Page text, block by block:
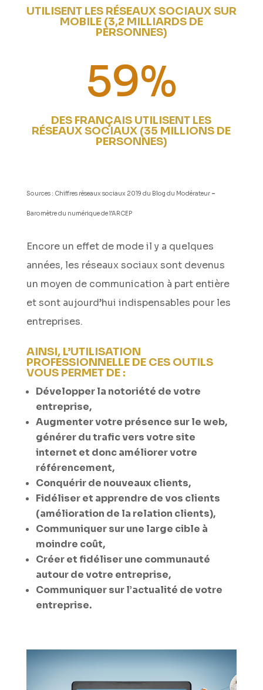
UTILISENT LES RÉSEAUX SOCIAUX SUR
MOBILE (3,2 MILLIARDS DE
PERSONNES)
59%
DES FRANÇAIS UTILISENT LES
RÉSEAUX SOCIAUX (35 MILLIONS DE
PERSONNES)
Sources : Chiffres réseaux sociaux 2019 du Blog du Modérateur–
Baromètre du numérique de l’ARCEP
Encore un effet de mode il y a quelques
années, les réseaux sociaux sont devenus
un moyen de communication à part entière
et sont aujourd’hui indispensables pour les
entreprises.
AINSI, L’UTILISATION
PROFESSIONNELLE DE CES OUTILS
VOUS PERMET DE :
Développer la notoriété de votre
entreprise,
Augmenter votre présence sur le web,
générer du trafic vers votre site
internet et donc améliorer votre
référencement,
Conquérir de nouveaux clients,
Fidéliser et apprendre de vos clients
(amélioration de la relation clients),
Communiquer sur une large cible à
moindre coût,
Créer et fidéliser une communauté
autour de votre entreprise,
Communiquer sur l’actualité de votre
entreprise.